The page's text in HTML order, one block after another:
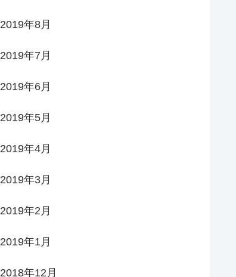
2019年8月
2019年7月
2019年6月
2019年5月
2019年4月
2019年3月
2019年2月
2019年1月
2018年12月